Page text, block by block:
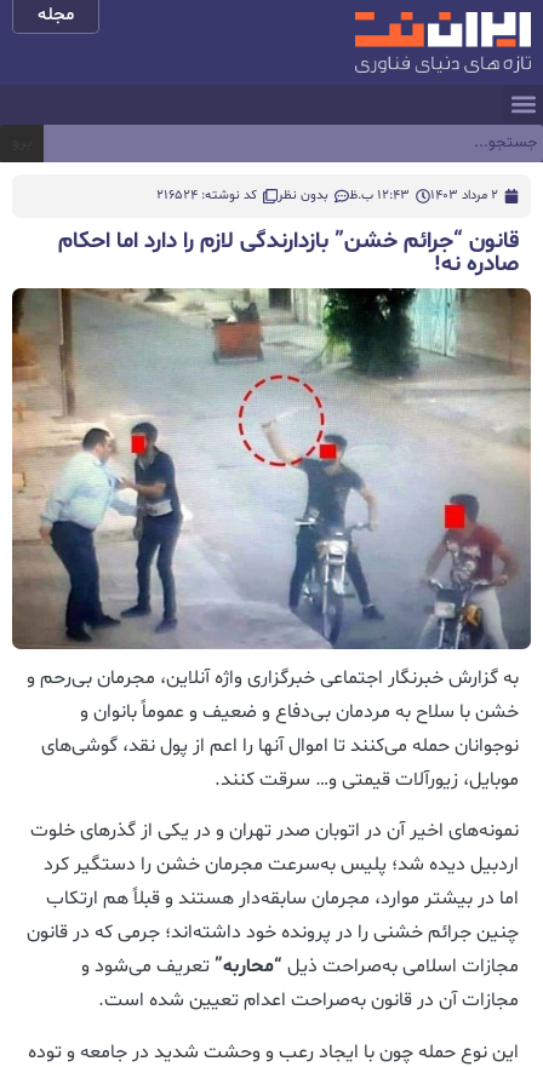
مجله
2 مرداد 1403 12:43 ب.ظ بدون نظر کد نوشته: 216524
قانون “جرائم خشن” بازدارندگی لازم را دارد اما احکام
صادره نه!
به گزارش خبرنگار اجتماعی خبرگزاری واژه آنلاین، مجرمان بی‌رحم و
خشن با سلاح به مردمان بی‌دفاع و ضعیف و عموماً بانوان و
نوجوانان حمله می‌کنند تا اموال آنها را اعم از پول نقد، گوشی‌های
موبایل، زیورآلات قیمتی و… سرقت کنند.
نمونه‌های اخیر آن در اتوبان صدر تهران و در یکی از گذرهای خلوت
اردبیل دیده شد؛ پلیس به‌سرعت مجرمان خشن را دستگیر کرد
اما در بیشتر موارد، مجرمان سابقه‌دار هستند و قبلاً هم ارتکاب
چنین جرائم خشنی را در پرونده خود داشته‌اند؛ جرمی که در قانون
مجازات اسلامی به‌صراحت ذیل “محاربه” تعریف می‌شود و
مجازات آن در قانون به‌صراحت اعدام تعیین شده است.
این نوع حمله چون با ایجاد رعب و وحشت شدید در جامعه و توده